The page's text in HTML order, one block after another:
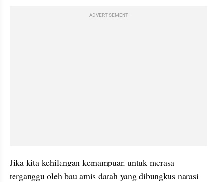
ADVERTISEMENT
Jika kita kehilangan kemampuan untuk merasa
terganggu oleh bau amis darah yang dibungkus narasi